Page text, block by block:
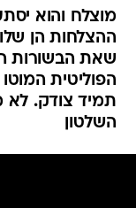
מוצלח והוא
ההצלחות הן
שאת הבשורות
הפוליטית המוטו
תמיד צודק. לא
השלטון